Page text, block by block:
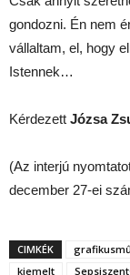
gondozni. Én nem
vállaltam, el, hogy
Istennek…
Kérdezett Józsa
(Az interjú
december 27-ei
CIMKÉK
kiemelt